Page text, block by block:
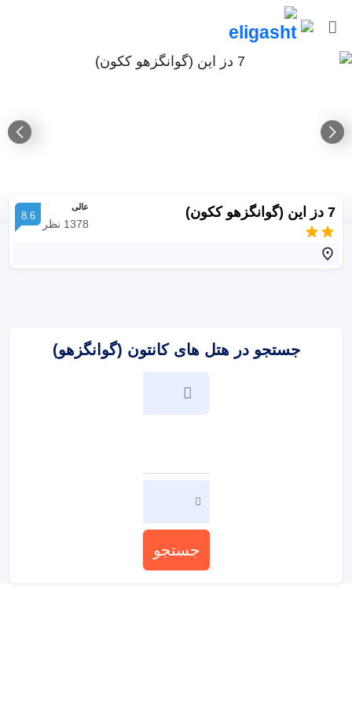
7 دز این (گوانگزهو ککون) عالی
1378 نظر
8.6
جستجو در هتل های کانتون (گوانگزهو)
جستجو